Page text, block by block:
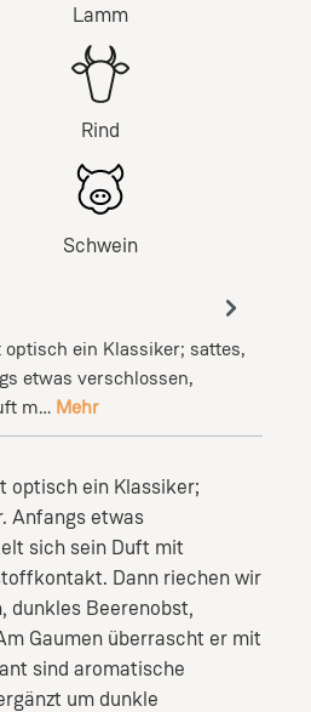
Lamm
Rind
Schwein
optisch ein Klassiker; sattes,
etwas verschlossen,
m… Mehr
optisch ein Klassiker;
Anfangs etwas
sich sein Duft mit
Dann riechen wir
dunkles Beerenobst,
Gaumen überrascht er mit
sind aromatische
um dunkle